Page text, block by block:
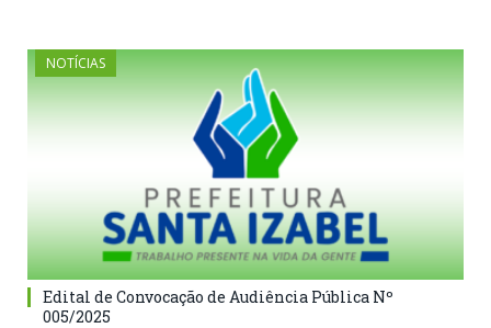
NOTÍCIAS
Edital de Convocação de Audiência Pública Nº
005/2025